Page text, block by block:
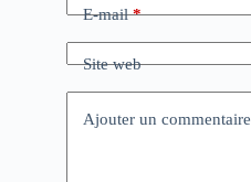
E-mail*
Site web
Ajouter un commentaire